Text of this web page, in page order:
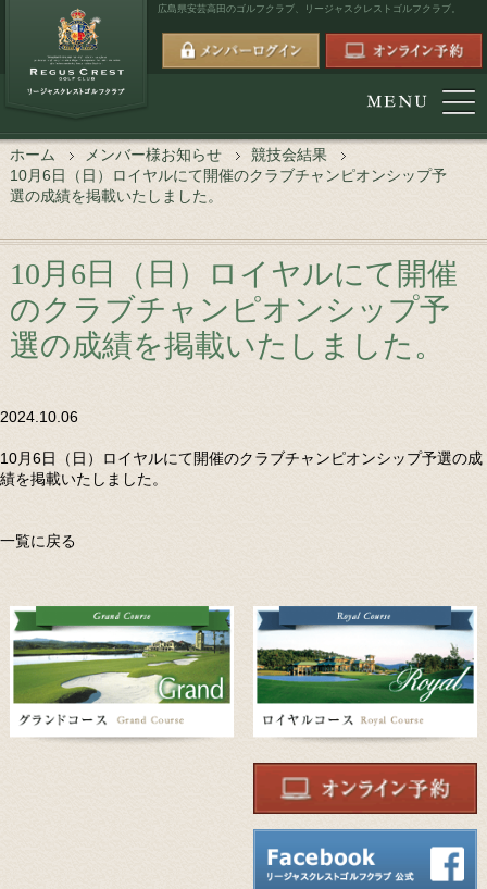
広島県安芸高田のゴルフクラブ、 リージャスクレストゴルフクラブ。
ホーム メンバー様お知らせ
競技会結果
10月6日（日）ロイヤルにて開催のクラブチャンピオンシップ予
選の成績を掲載いたしました。
10月6日（日）ロイヤルにて開催
のクラブチャンピオンシップ予
選の成績を掲載いたしました。
2024.10.06
10月6日（日）ロイヤルにて開催のクラブチャンピオンシップ予選の成
績を掲載いたしました。
一覧に戻る